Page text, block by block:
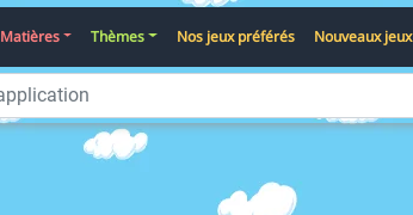
Matières Thèmes Nos jeux préférés Nouveaux jeux